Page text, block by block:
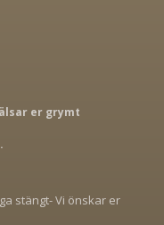
er grymt
stängt- Vi önskar er